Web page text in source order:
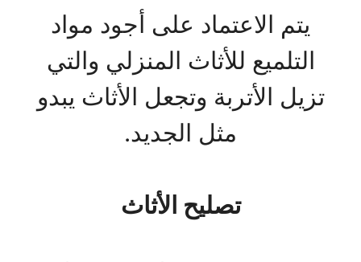
يتم الاعتماد على أجود مواد
التلميع للأثاث المنزلي والتي
تزيل الأتربة وتجعل الأثاث يبدو
مثل الجديد.
تصليح الأثاث